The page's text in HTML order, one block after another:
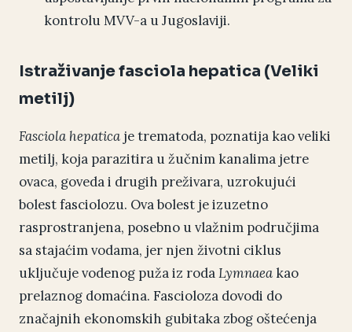
kontrolu MVV-a u Jugoslaviji.
Istraživanje fasciola hepatica (Veliki
metilj)
Fasciola hepatica je trematoda, poznatija kao veliki
metilj, koja parazitira u žučnim kanalima jetre
ovaca, goveda i drugih preživara, uzrokujući
bolest fasciolozu. Ova bolest je izuzetno
rasprostranjena, posebno u vlažnim područjima
sa stajaćim vodama, jer njen životni ciklus
uključuje vodenog puža iz rodaLymnaea kao
prelaznog domaćina. Fascioloza dovodi do
značajnih ekonomskih gubitaka zbog oštećenja